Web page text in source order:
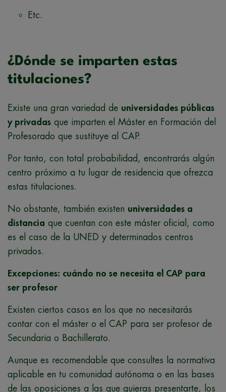
Etc.
¿Dónde se imparten estas
titulaciones?
Existe una gran variedad de universidades públicas
y privadas que imparten el Máster en Formación del
Profesorado que sustituye al CAP.
Por tanto, con total probabilidad, encontrarás algún
centro próximo a tu lugar de residencia que ofrezca
estas titulaciones.
No obstante, también existen universidades a
distancia que cuentan con este máster oficial, como
es el caso de la UNED y determinados centros
privados.
Excepciones: cuándo no se necesita el CAP para
ser profesor
Existen ciertos casos en los que no necesitarás
contar con el máster o el CAP para ser profesor de
Secundaria o Bachillerato.
Aunque es recomendable que consultes la normativa
aplicable en tu comunidad autónoma o en las bases
de las oposiciones a las que quieras presentarte, los